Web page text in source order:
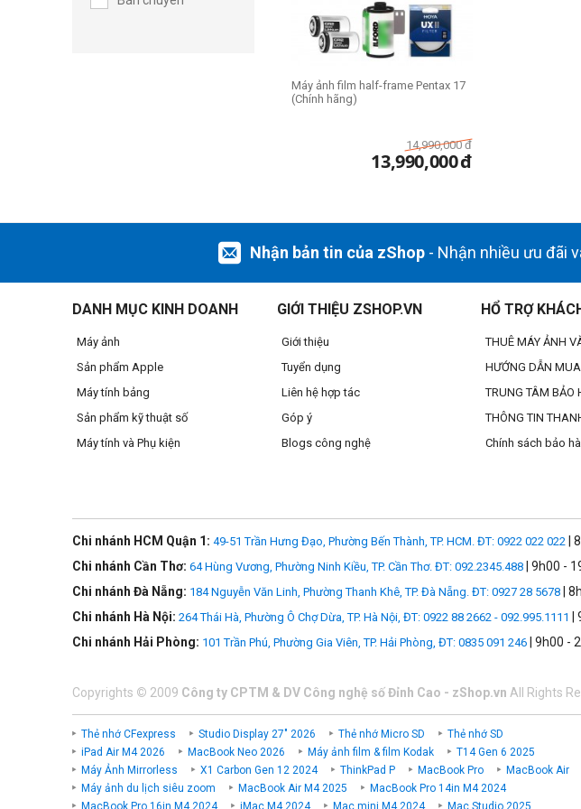
Máy ảnh film half-frame Pentax 17
(Chính hãng)
14,990,000 đ
13,990,000đ
Nhận bản tin của zShop - Nhận nhiều ưu đãi
DANH MỤC KINH DOANH
Máy ảnh
Sản phẩm Apple
Máy tính bảng
Sản phẩm kỹ thuật số
Máy tính và Phụ kiện
GIỚI THIỆU ZSHOP.VN
Giới thiệu
Tuyển dụng
Liên hệ hợp tác
Góp ý
Blogs công nghệ
HỔ TRỢ
THUÊ MÁY ẢNH
HƯỚNG DẪN
TRUNG TÂM BẢO
THÔNG TIN
Chính sách bảo
Chi nhánh HCM Quận 1: 49-51 Trần Hưng Đạo, Phường Bến Thành, TP. HCM. ĐT: 0922 022 022 |
Chi nhánh Cần Thơ: 64 Hùng Vương, Phường Ninh Kiều, TP. Cần Thơ. ĐT: 092.2345.488 | 9h00 -
Chi nhánh Đà Nẵng: 184 Nguyễn Văn Linh, Phường Thanh Khê, TP. Đà Nẵng. ĐT: 0927 28 5678 |
Chi nhánh Hà Nội: 264 Thái Hà, Phường Ô Chợ Dừa, TP. Hà Nội, ĐT: 0922 88 2662 - 092.995.1111
Chi nhánh Hải Phòng: 101 Trần Phú, Phường Gia Viên, TP. Hải Phòng, ĐT: 0835 091 246 | 9h00 -
Copyrights © 2009 Công ty CPTM & DV Công nghệ số Đỉnh Cao - zShop.vn All Rights
Thẻ nhớ CFexpress Studio Display 27" 2026 Thẻ nhớ Micro SD
Thẻ nhớ SD
iPad Air M4 2026
MacBook Neo 2026 Máy ảnh film & film Kodak
T14 Gen 6 2025
Máy Ảnh Mirrorless
X1 Carbon Gen 12 2024 ThinkPad P MacBook Pro
MacBook Air
Máy ảnh du lịch siêu zoom
MacBook Air M4 2025
MacBook Pro 14in M4 2024
MacBook Pro 16in M4 2024
iMac M4 2024 Mac mini M4 2024 Mac Studio 2025